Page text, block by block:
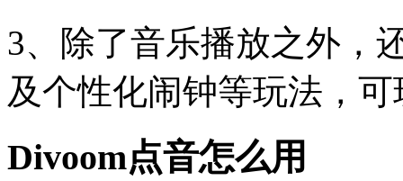
3、除了音乐播放之外，
及个性化闹钟等玩法，
Divoom点音怎么用